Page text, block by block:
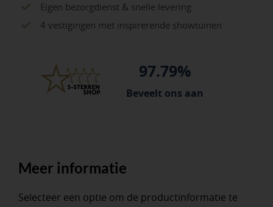
Eigen bezorgdienst & snelle levering
4 vestigingen met inspirerende showtuinen
97.79%
Beveelt ons aan
Meer informatie
Selecteer een optie om de productinformatie te